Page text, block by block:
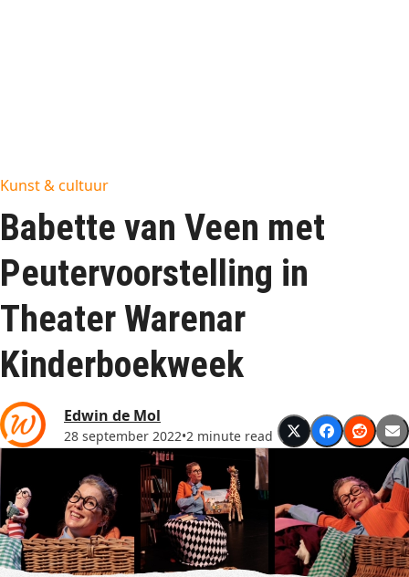
Kunst & cultuur
Babette van Veen met
Peutervoorstelling in
Theater Warenar
Kinderboekweek
Edwin de Mol
28 september 2022•2 minute read